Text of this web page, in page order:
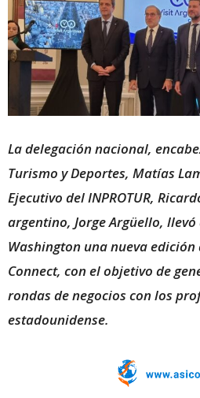
La delegación nacional,
Turismo y Deportes, Matías
Ejecutivo del INPROTUR,
argentino, Jorge Argüello,
Washington una nueva
Connect, con el objetivo de
rondas de negocios con los
estadounidense.